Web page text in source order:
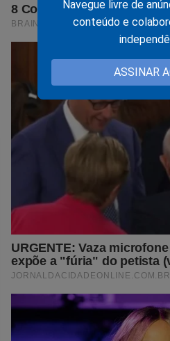
Navegue livre de
conteúdo e
ASSINAR